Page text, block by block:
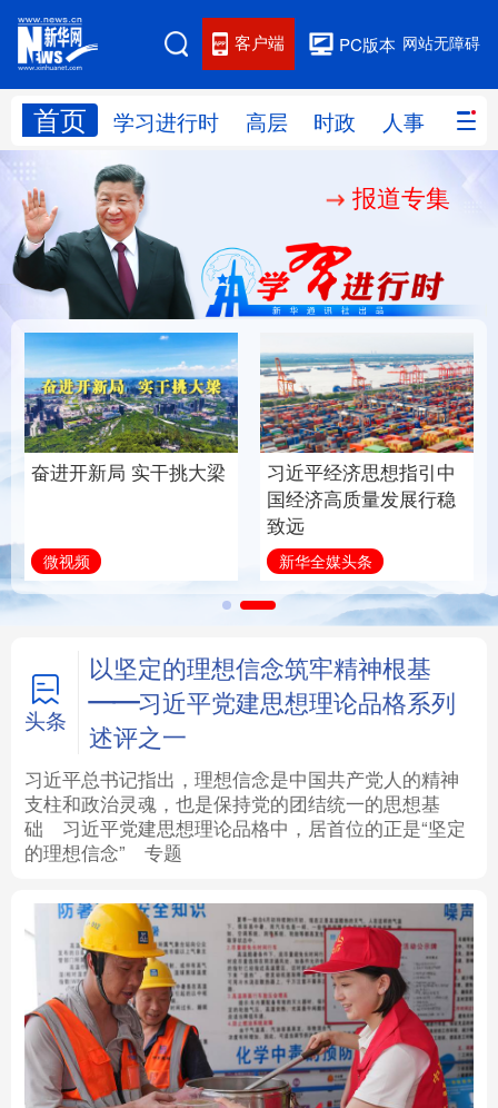
网站无障碍
PC版本
客户端
首页 学习进行时 高层 时政 人事 国际
网站地图
学习进行时 人事
国际 财经 网评
思客智库 全球连线 教育
科技 科创 量子 体育
文化 书画 健康 军事
访谈 视频 图片 政务
信息化 数字经济
学术中国 乡村振兴 银龄 溯源中国
城市 旅游 能源 会展
彩票 娱乐 时尚 悦读
公益 一带一路 亚太网 上市公司
地方频道
北京 天津 河北 山西
辽宁 吉林 上海 江苏
报道专集
铸魂强党丨以党的政治
学习新语
“作为千年古都，要把传
统和现代有机融合在一
起”
近镜头
头条
以坚定的理想信念筑牢精神根基
——习近平党建思想理论品格系列
述评之一
习近平总书记指出，理想信念是中国共产党人的精神
支柱和政治灵魂，也是保持党的团结统一的思想基
础
习近平党建思想理论品格中，居首位的正是“坚定
的理想信念”
专题